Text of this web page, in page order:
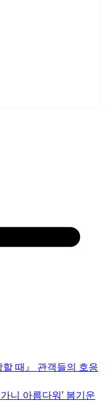
때』 관객들의 호응
니 아름다워’ 봄기운